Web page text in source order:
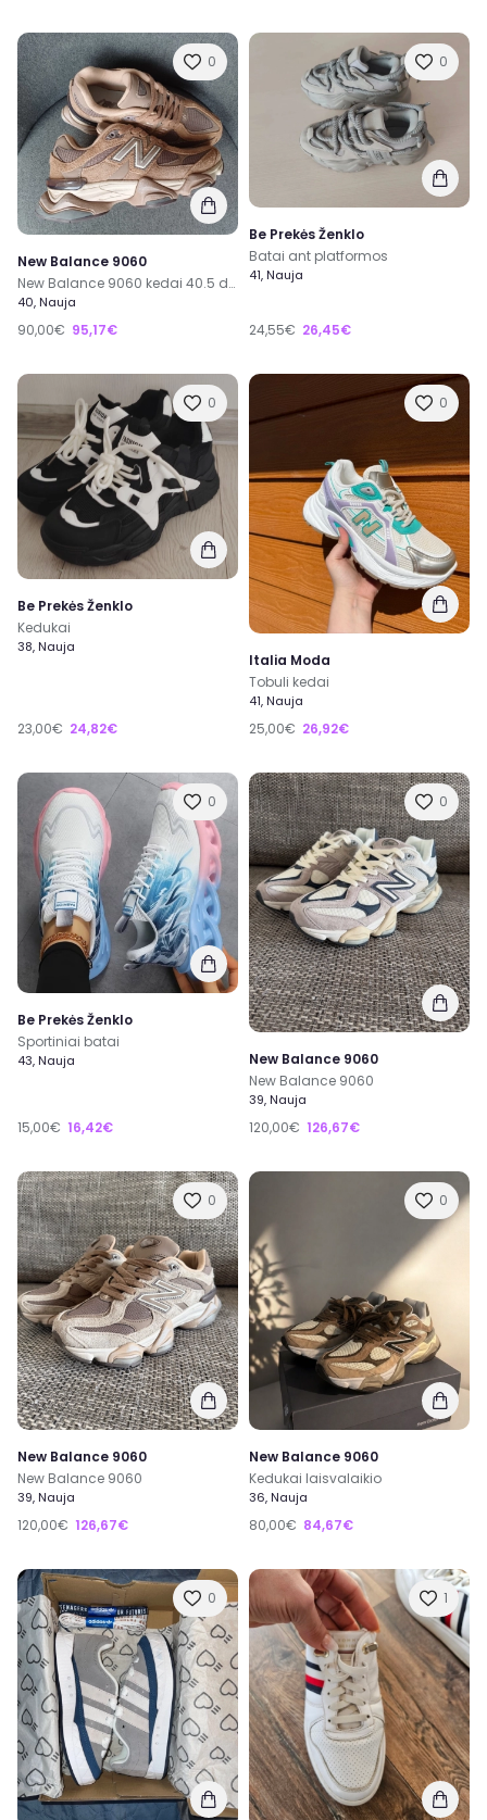
0
New Balance 9060
New Balance 9060 kedai 40.5 dydis
40, Nauja
90,00€ 95,17€
0
Be Prekės Ženklo
Batai ant platformos
41, Nauja
24,55€ 26,45€
0
Be Prekės Ženklo
Kedukai
38, Nauja
23,00€ 24,82€
0
Italia Moda
Tobuli kedai
41, Nauja
25,00€ 26,92€
0
Be Prekės Ženklo
Sportiniai batai
43, Nauja
15,00€ 16,42€
0
New Balance 9060
New Balance 9060
39, Nauja
120,00€ 126,67€
0
New Balance 9060
New Balance 9060
39, Nauja
120,00€ 126,67€
0
New Balance 9060
Kedukai laisvalaikio
36, Nauja
80,00€ 84,67€
0 1